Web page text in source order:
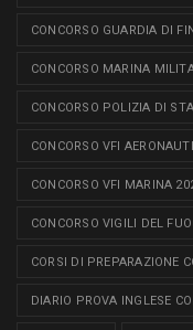
CONCORSO GUARDIA DI
CONCORSO MARINA
CONCORSO POLIZIA DI
CONCORSO VFI
CONCORSO VFI MARINA
CONCORSO VIGILI DEL
CORSI DI PREPARAZIONE
DIARIO PROVA INGLESE